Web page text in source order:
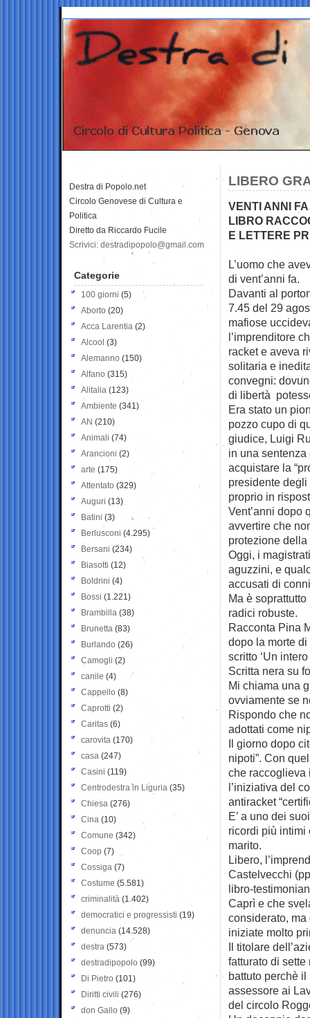
LIBERO
VENTI ANNI
LIBRO
E LETTERE
L’uomo che
di vent’anni fa.
Davanti al
7.45 del 29
mafiose
l’imprenditore
racket e aveva
solitaria e
convegni:
di libertà
Era stato un
pozzo cupo di
giudice, Luigi
in una
acquistare la
presidente
proprio in
Vent’anni dopo
avvertire che
protezione
Oggi, i
aguzzini, e
accusati di
Ma è
radici robuste.
Racconta Pina
dopo la morte
scritto ‘Un
Scritta nera su
Mi chiama una
ovviamente se
Rispondo che
adottati come
Il giorno dopo
nipoti”. Con
che raccoglieva
l’iniziativa del
antiracket
E’ a uno dei
ricordi più intimi
marito.
Libero,
Castelvecchi
libro-
Caprì e che
considerato,
iniziate molto
Il titolare
fatturato di
battuto perchè
assessore ai
del circolo
Destra di Popolo.net
Circolo Genovese di Cultura e
Politica
Diretto da Riccardo Fucile
Scrivici: destradipopolo@gmail.com
Categorie
100 giorni (5)
Aborto (20)
Acca Larentia (2)
Alcool (3)
Alemanno (150)
Alfano (315)
Alitalia (123)
Ambiente (341)
AN (210)
Animali (74)
Arancioni (2)
arte (175)
Attentato (329)
Auguri (13)
Batini (3)
Berlusconi (4.295)
Bersani (234)
Biasotti (12)
Boldrini (4)
Bossi (1.221)
Brambilla (38)
Brunetta (83)
Burlando (26)
Camogli (2)
canile (4)
Cappello (8)
Caprotti (2)
Caritas (6)
carovita (170)
casa (247)
Casini (119)
Centrodestra in Liguria (35)
Chiesa (276)
Cina (10)
Comune (342)
Coop (7)
Cossiga (7)
Costume (5.581)
criminalità (1.402)
democratici e progressisti (19)
denuncia (14.528)
destra (573)
destradipopolo (99)
Di Pietro (101)
Diritti civili (276)
don Gallo (9)